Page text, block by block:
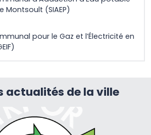
Montsoult (SIAEP)
pour le Gaz et l’Électricité en
actualités de la ville